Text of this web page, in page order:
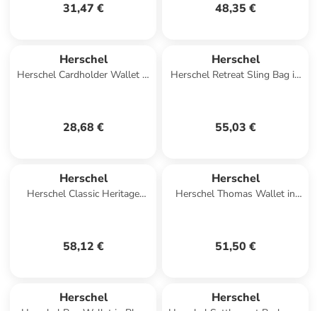
31,47 € 48,35 €
Herschel
Herschel Cardholder Wallet in
28,68 €
Herschel
Herschel Retreat Sling Bag in
55,03 €
Herschel
Herschel Classic Heritage
58,12 €
Herschel
Herschel Thomas Wallet in
51,50 €
Herschel Herschel